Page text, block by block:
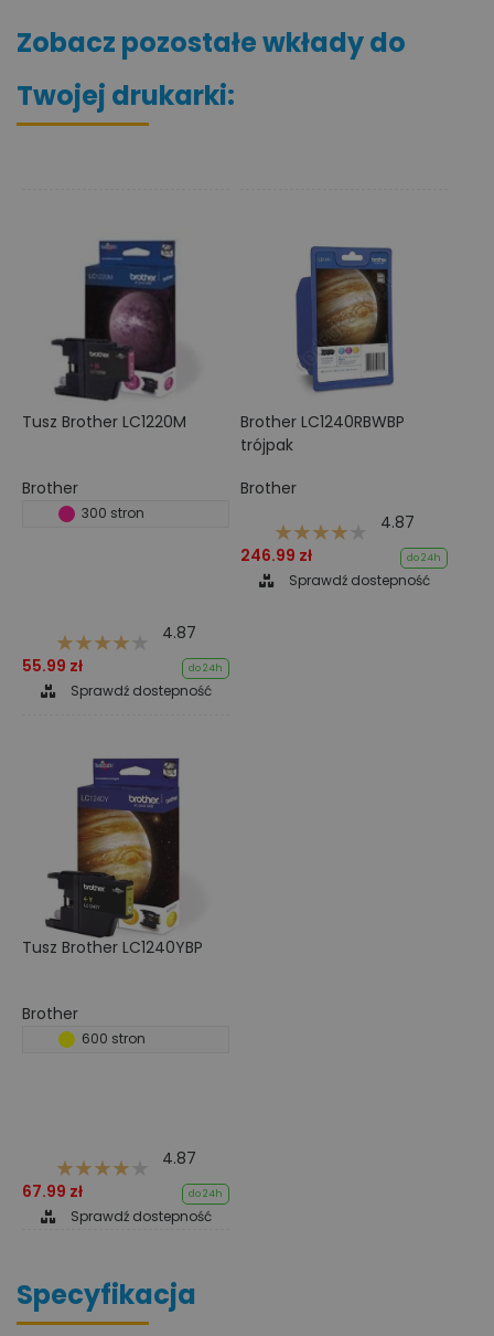
Zobacz pozostałe wkłady do
Twojej drukarki:
Tusz Brother LC1220M
Brother
300 stron
4.87
55.99 zł
do 24h
Sprawdź dostepność
Brother LC1240RBWBP
trójpak
Brother
4.87
246.99 zł
do 24h
Sprawdź dostepność
Tusz Brother LC1240YBP
Brother
600 stron
4.87
67.99 zł
do 24h
Sprawdź dostepność
Specyfikacja